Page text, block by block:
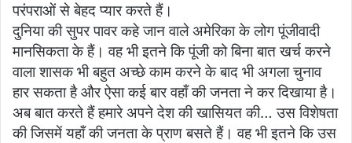
परंपराओं से बेहद प्यार करते हैं।
दुनिया की सुपर पावर कहे जान वाले अमेरिका के लोग पूंजीवादी
मानसिकता के हैं। वह भी इतने कि पूंजी को बिना बात खर्च करने
वाला शासक भी बहुत अच्छे काम करने के बाद भी अगला चुनाव
हार सकता है और ऐसा कई बार वहाँ की जनता ने कर दिखाया है।
अब बात करते हैं हमारे अपने देश की खासियत की… उस विशेषता
की जिसमें यहाँ की जनता के प्राण बसते हैं। वह भी इतने कि उस